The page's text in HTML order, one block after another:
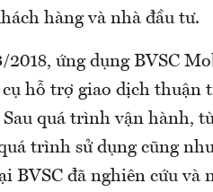
hàng và nhà đầu tư.
ứng dụng BVSC
hỗ trợ giao dịch thuận
Sau quá trình vận hành,
trình sử dụng cũng
BVSC đã nghiên cứu và